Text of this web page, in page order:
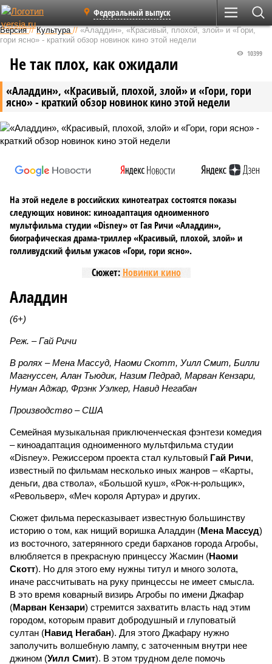
Федеральный выпуск
Версия //Культура //«Аладдин», «Красивый, плохой, злой» и «Гори,
гори ясно» - краткий обзор новинок кино этой недели
«Аладдин», «Красивый, плохой, злой» и «Гори, гори
ясно» - краткий обзор новинок кино этой недели
10399
Не так плох, как ожидали
На этой неделе в российских кинотеатрах состоятся показы
следующих новинок: киноадаптация одноименного
мультфильма студии «Disney» от Гая Ричи «Аладдин»,
биографическая драма-триллер «Красивый, плохой, злой» и
голливудский фильм ужасов «Гори, гори ясно».
Сюжет: Новинки кино
Аладдин
(6+)
Реж. – Гай Ричи
В ролях – Мена Массуд, Наоми Скотт, Уилл Смит, Билли
Магнуссен, Алан Тьюдик, Назим Педрад, Марван Кензари,
Нуман Аджар, Фрэнк Уэлкер, Навид Негабан
Производство – США
Семейная музыкальная приключенческая фэнтези комедия
– киноадаптация одноименного мультфильма студии
«Disney». Режиссером проекта стал культовый Гай Ричи,
известный по фильмам несколько иных жанров – «Карты,
деньги, два ствола», «Большой куш», «Рок-н-рольщик»,
«Револьвер», «Меч короля Артура» и других.
Сюжет фильма пересказывает известную большинству
историю о том, как нищий воришка Аладдин (Мена Массуд)
из восточного, затерянного среди барханов города Агробы,
влюбляется в прекрасную принцессу Жасмин (Наоми
Скотт). Но для этого ему нужны титул и много золота,
иначе рассчитывать на руку принцессы не имеет смысла.
В это время коварный визирь Агробы по имени Джафар
(Марван Кензари) стремится захватить власть над этим
городом, которым правит добродушный и глуповатый
султан (Навид Негабан). Для этого Джафару нужно
заполучить волшебную лампу, с заточенным внутри нее
джином (Уилл Смит). В этом трудном деле помочь